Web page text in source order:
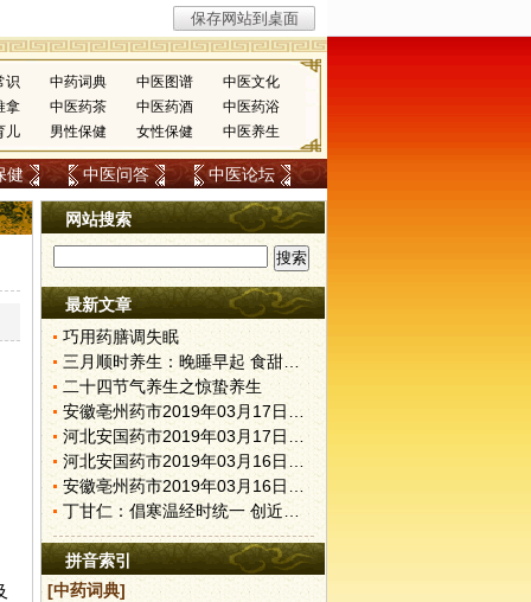
识 中药词典 中医图谱
中医文化
拿
中医药茶 中医药酒
中医药浴
儿
男性保健 女性保健 中医养生
健 中医问答 中医论坛
网站搜索
最新文章
巧用药膳调失眠
三月顺时养生：晚睡早起 食甜养肝
二十四节气养生之惊蛰养生
安徽亳州药市2019年03月17日快讯
河北安国药市2019年03月17日快讯
河北安国药市2019年03月16日快讯
安徽亳州药市2019年03月16日快讯
丁甘仁：倡寒温经时统一 创近代中医教育
拼音索引
[中药词典]